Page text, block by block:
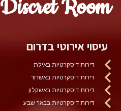
Discret Room
עיסוי אירוטי בדרום
דירות דיסקרטיות באילת
דירות דיסקרטיות באשדוד
דירות דיסקרטיות באשקלון
דירות דיסקרטיות בבאר שבע